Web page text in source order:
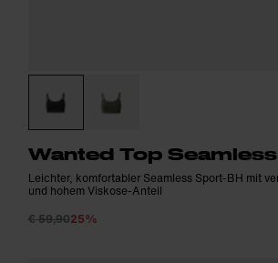
Wanted Top
Leichter, komfortabler Seamless Sport-BH mit
und hohem Viskose-Anteil
€ 59,9025%